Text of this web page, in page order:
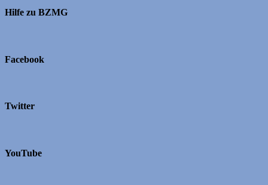
Hilfe zu BZMG
Facebook
Twitter
YouTube